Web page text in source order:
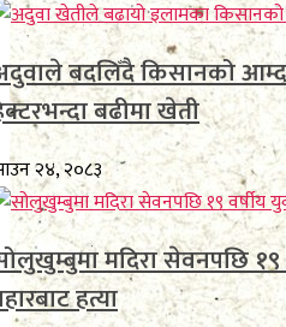
बदलिँदै किसानको
बढीमा खेती
२४, २०८३
मदिरा सेवनपछि
हत्या